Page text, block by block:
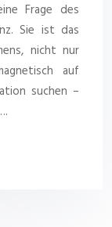
Frage des
Sie ist das
nicht nur
auf
suchen –